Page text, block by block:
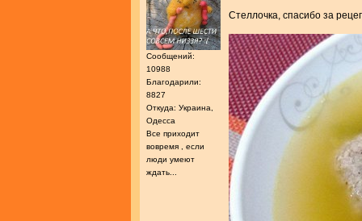
Сообщений:
10988
Благодарили:
8827
Откуда: Украина,
Одесса
Все приходит
вовремя , если
люди умеют
ждать...
Стеллочка, спасибо за